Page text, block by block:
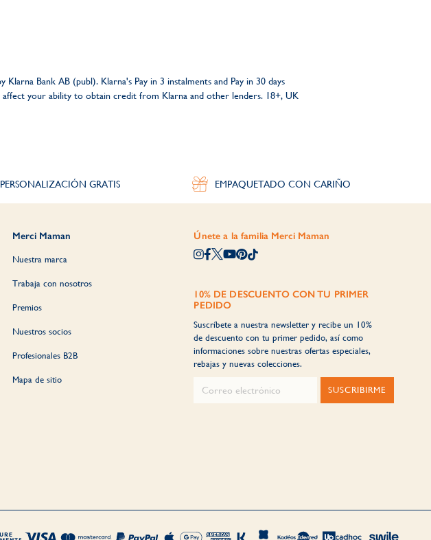
Bank AB (publ). Klarna's Pay in 3 instalments and Pay in 30 days
affect your ability to obtain credit from Klarna and other lenders. 18+, UK
PERSONALIZACIÓN GRATIS EMPAQUETADO CON CARIÑO
Merci Maman
Nuestra marca
Trabaja con nosotros
Premios
Nuestros socios
Profesionales B2B
Mapa de sitio
Únete a la familia Merci Maman
10% DE DESCUENTO CON TU PRIMER
PEDIDO
Suscríbete a nuestra newsletter y recibe un 10%
de descuento con tu primer pedido, así como
informaciones sobre nuestras ofertas especiales,
rebajas y nuevas colecciones.
SUSCRIBIRME